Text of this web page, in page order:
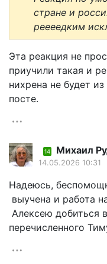
стране и
реееедким
Эта реакция не
приучили такая и
нихрена не будет
посте.
14 Михаил
14.05.2026 10:31
Надеюсь,
выучена и работа
Алексею добиться
перечисленного